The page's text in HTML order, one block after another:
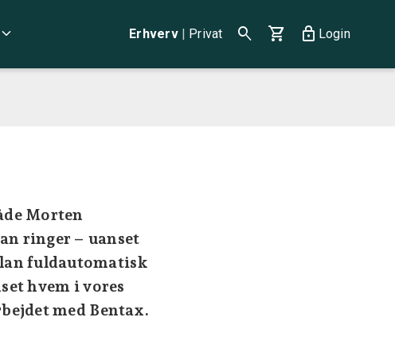
Erhverv | Privat search shopping_cart lock Login
Morten
ringer – uanset
fuldautomatisk
hvem i vores
med Bentax.